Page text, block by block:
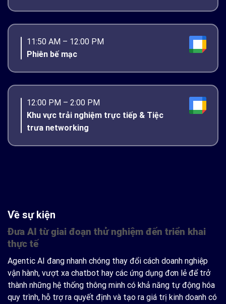
11:50 AM – 12:00 PM
Phiên bế mạc
12:00 PM – 2:00 PM
Khu vực trải nghiệm trực tiếp & Tiệc
trưa networking
Về sự kiện
Đưa AI từ giai đoạn thử nghiệm đến triển khai
thực tế
Agentic AI đang nhanh chóng thay đổi cách doanh nghiệp
vận hành, vượt xa chatbot hay các ứng dụng đơn lẻ để trở
thành những hệ thống thông minh có khả năng tự động hóa
quy trình, hỗ trợ ra quyết định và tạo ra giá trị kinh doanh có